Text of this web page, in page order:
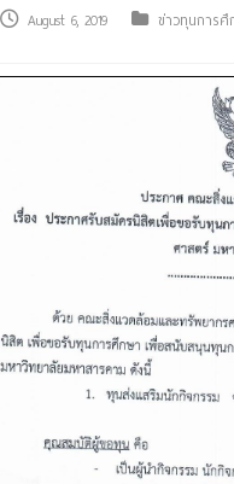
August 6, 2019 ข่าวทุนการศึ